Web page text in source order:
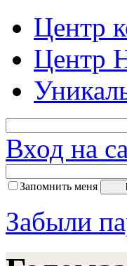
Центр
Центр
Вход на
Запомнить меня
Забыли